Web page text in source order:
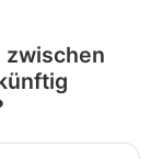
zwischen